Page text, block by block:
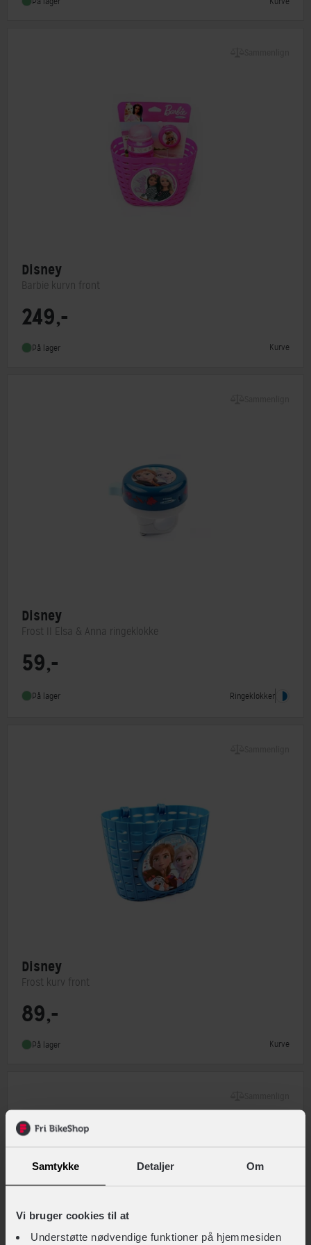
Samtykke Detaljer Om
Vi bruger cookies til at
Understøtte nødvendige funktioner på hjemmesiden
Disney
Barbie kurvn front
Type
249,-
På lager Kurve
Disney
Frost II Elsa & Anna ringeklokke
59,-
På lager Ringeklokker
Disney
Frost kurv front
Type
89,-
På lager Kurve